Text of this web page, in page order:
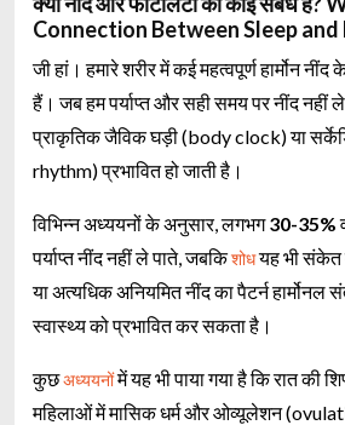
Connection Between Sleep
जी हां। हमारे शरीर में कई महत्वपूर्ण हार्मोन नींद
हैं। जब हम पर्याप्त और सही समय पर नींद नहीं
प्राकृतिक जैविक घड़ी (body clock) या
rhythm) प्रभावित हो जाती है।
विभिन्न अध्ययनों के अनुसार, लगभग30-35%
पर्याप्त नींद नहीं ले पाते, जबकिशोधयह भी संकेत
या अत्यधिक अनियमित नींद का पैटर्न
स्वास्थ्य को प्रभावित कर सकता है।
कुछअध्ययनोंमें यह भी पाया गया है कि रात की
महिलाओं में मासिक धर्म और ओव्यूलेशन